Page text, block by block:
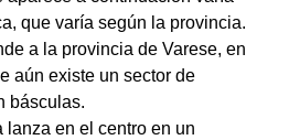
que varía según la provincia.
a la provincia de Varese, en
aún existe un sector de
básculas.
lanza en el centro en un